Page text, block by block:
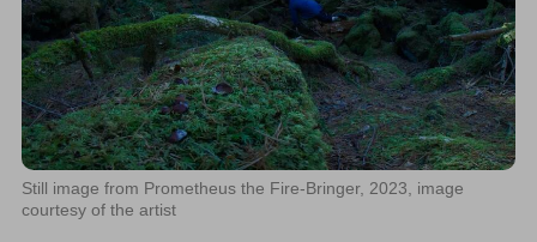
Still image from Prometheus the Fire-Bringer, 2023, image
courtesy of the artist